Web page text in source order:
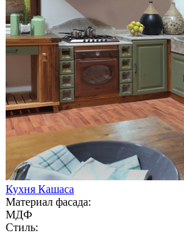
Кухня Кашаса
Материал фасада:
МДФ
Стиль: